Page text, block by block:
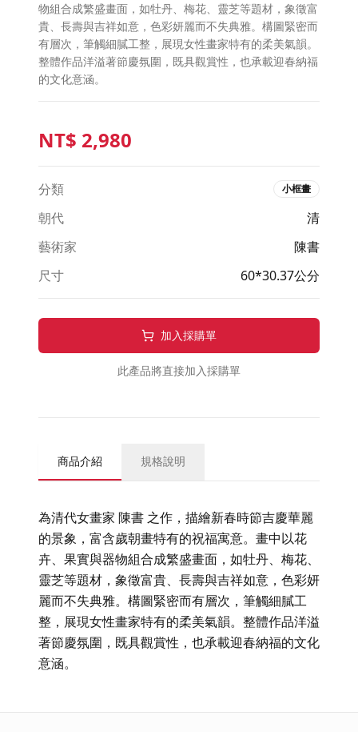
物組合成繁盛畫面，如牡丹、梅花、靈芝等題材，象徵富
貴、長壽與吉祥如意，色彩妍麗而不失典雅。構圖緊密而
有層次，筆觸細膩工整，展現女性畫家特有的柔美氣韻。
整體作品洋溢著節慶氛圍，既具觀賞性，也承載迎春納福
的文化意涵。
NT$ 2,980
分類 小框畫
朝代
清
藝術家
陳書
尺寸
60*30.37公分
加入採購單
此產品將直接加入採購單
商品介紹 規格說明
為清代女畫家 陳書 之作，描繪新春時節吉慶華麗
的景象，富含歲朝畫特有的祝福寓意。畫中以花
卉、果實與器物組合成繁盛畫面，如牡丹、梅花、
靈芝等題材，象徵富貴、長壽與吉祥如意，色彩妍
麗而不失典雅。構圖緊密而有層次，筆觸細膩工
整，展現女性畫家特有的柔美氣韻。整體作品洋溢
著節慶氛圍，既具觀賞性，也承載迎春納福的文化
意涵。